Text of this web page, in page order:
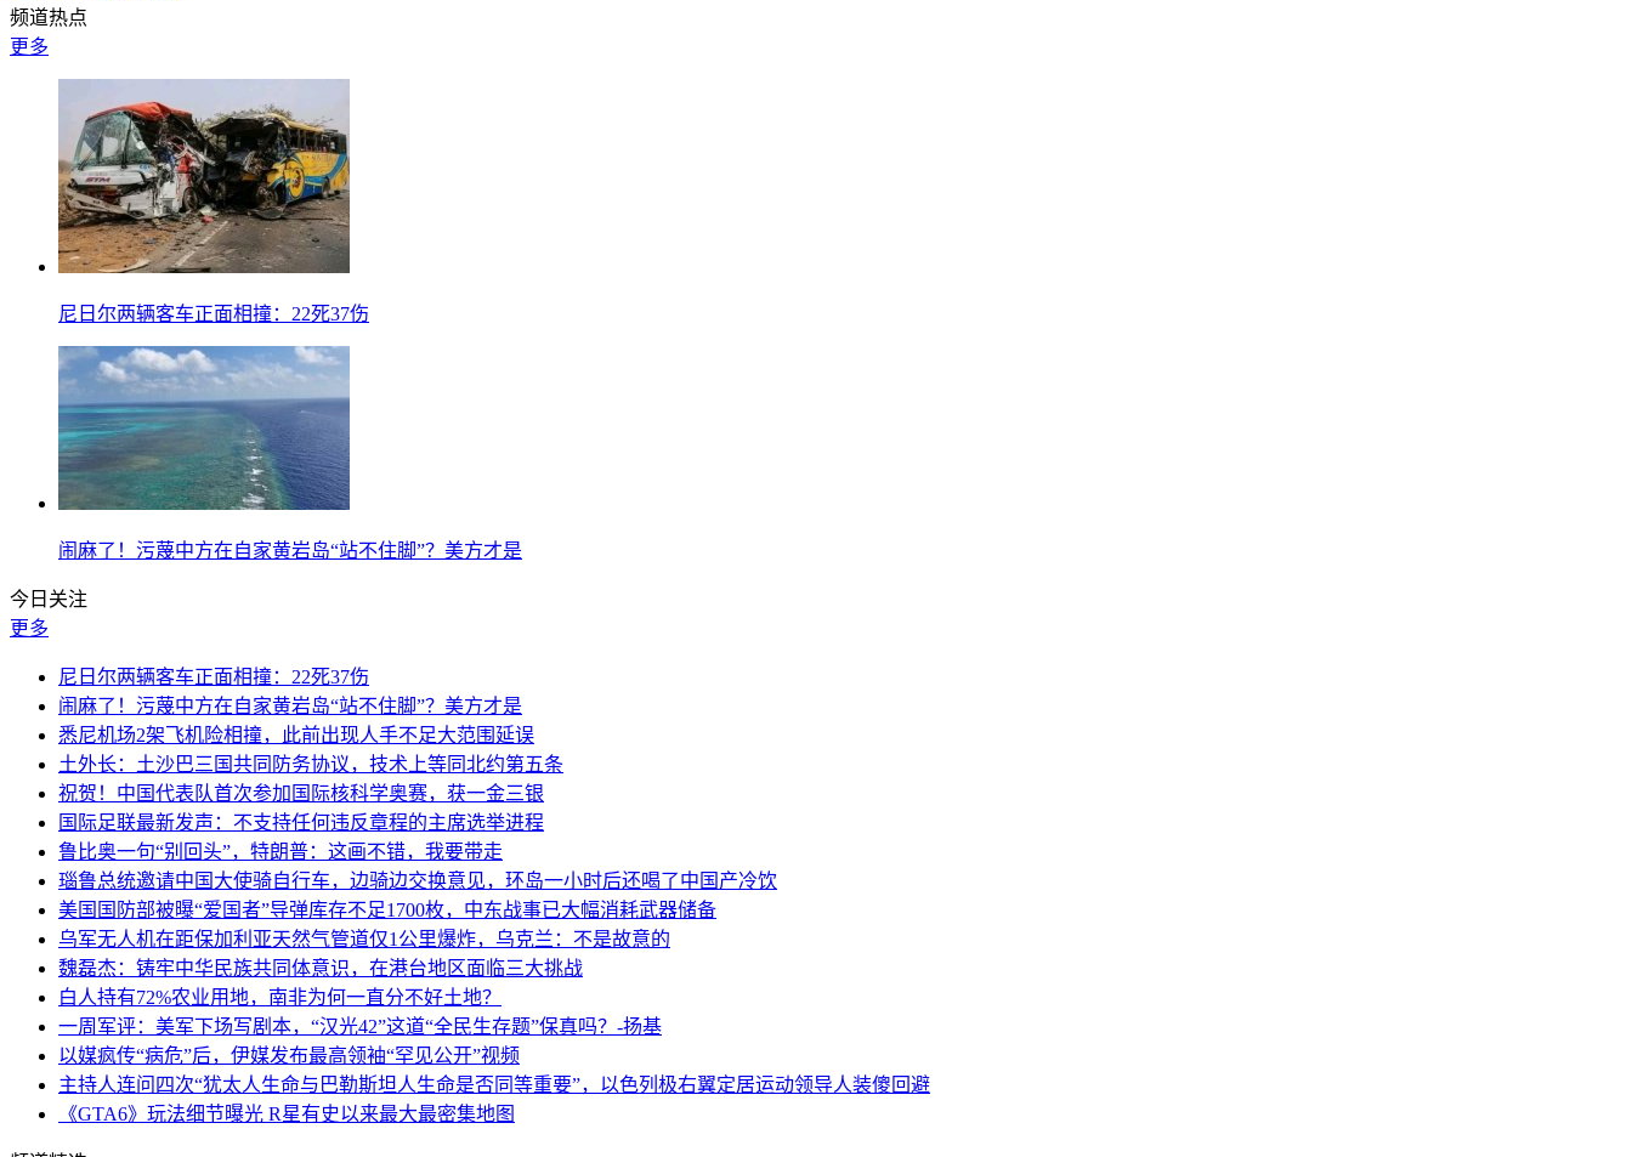
频道热点
更多
尼日尔两辆客车正面相撞：22死37伤
闹麻了！污蔑中方在自家黄岩岛“站不住脚”？美方才是
今日关注
更多
尼日尔两辆客车正面相撞：22死37伤
闹麻了！污蔑中方在自家黄岩岛“站不住脚”？美方才是
悉尼机场2架飞机险相撞，此前出现人手不足大范围延误
土外长：土沙巴三国共同防务协议，技术上等同北约第五条
祝贺！中国代表队首次参加国际核科学奥赛，获一金三银
国际足联最新发声：不支持任何违反章程的主席选举进程
鲁比奥一句“别回头”，特朗普：这画不错，我要带走
瑙鲁总统邀请中国大使骑自行车，边骑边交换意见，环岛一小时后还喝了中国产冷饮
美国国防部被曝“爱国者”导弹库存不足1700枚，中东战事已大幅消耗武器储备
乌军无人机在距保加利亚天然气管道仅1公里爆炸，乌克兰：不是故意的
魏磊杰：铸牢中华民族共同体意识，在港台地区面临三大挑战
白人持有72%农业用地，南非为何一直分不好土地？
一周军评：美军下场写剧本，“汉光42”这道“全民生存题”保真吗？-扬基
以媒疯传“病危”后，伊媒发布最高领袖“罕见公开”视频
主持人连问四次“犹太人生命与巴勒斯坦人生命是否同等重要”，以色列极右翼定居运动领导人装傻回避
《GTA6》玩法细节曝光 R星有史以来最大最密集地图